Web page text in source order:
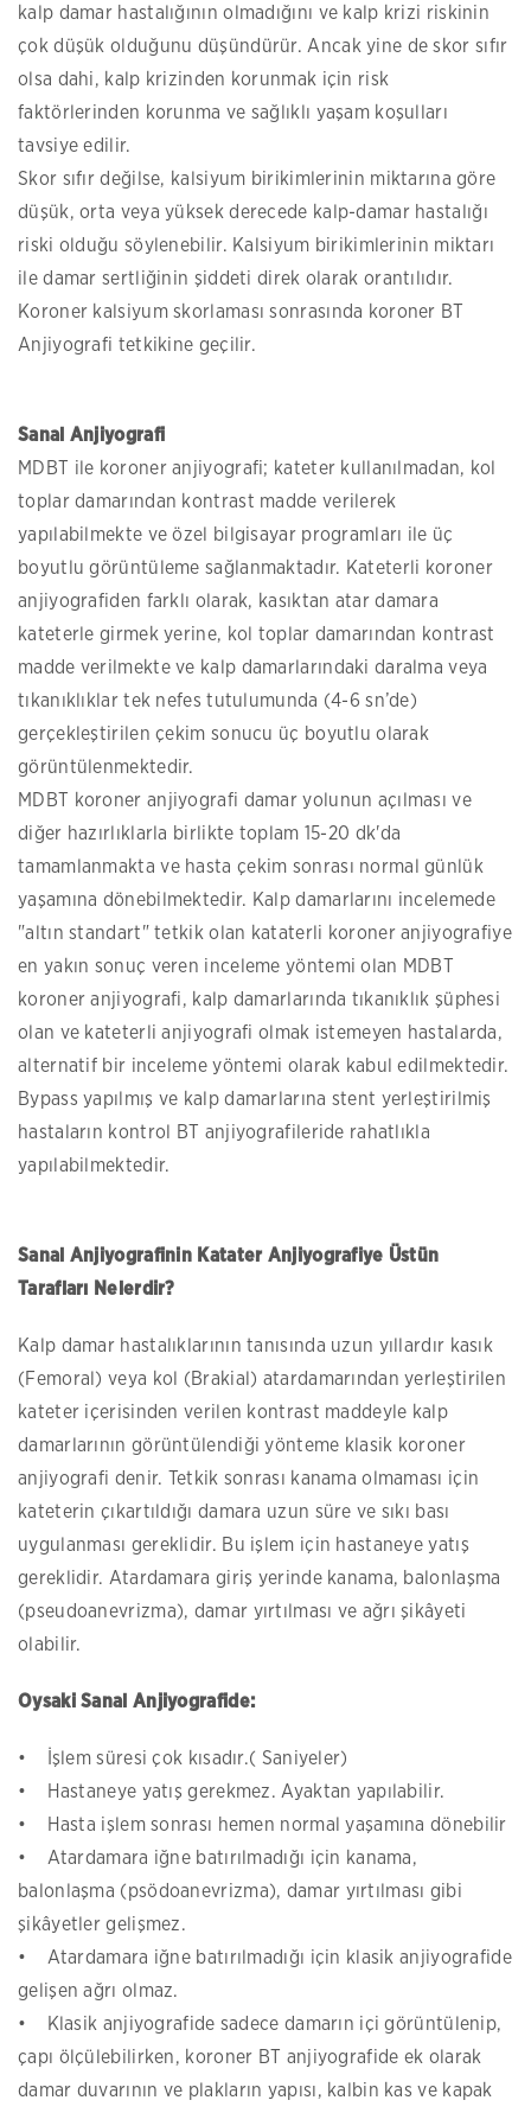
kalp damar hastalığının olmadığını ve kalp krizi riskinin
çok düşük olduğunu düşündürür. Ancak yine de skor sıfır
olsa dahi, kalp krizinden korunmak için risk
faktörlerinden korunma ve sağlıklı yaşam koşulları
tavsiye edilir.
Skor sıfır değilse, kalsiyum birikimlerinin miktarına göre
düşük, orta veya yüksek derecede kalp-damar hastalığı
riski olduğu söylenebilir. Kalsiyum birikimlerinin miktarı
ile damar sertliğinin şiddeti direk olarak orantılıdır.
Koroner kalsiyum skorlaması sonrasında koroner BT
Anjiyografi tetkikine geçilir.
Sanal Anjiyografi
MDBT ile koroner anjiyografi; kateter kullanılmadan, kol
toplar damarından kontrast madde verilerek
yapılabilmekte ve özel bilgisayar programları ile üç
boyutlu görüntüleme sağlanmaktadır. Kateterli koroner
anjiyografiden farklı olarak, kasıktan atar damara
kateterle girmek yerine, kol toplar damarından kontrast
madde verilmekte ve kalp damarlarındaki daralma veya
tıkanıklıklar tek nefes tutulumunda (4-6 sn’de)
gerçekleştirilen çekim sonucu üç boyutlu olarak
görüntülenmektedir.
MDBT koroner anjiyografi damar yolunun açılması ve
diğer hazırlıklarla birlikte toplam 15-20 dk'da
tamamlanmakta ve hasta çekim sonrası normal günlük
yaşamına dönebilmektedir. Kalp damarlarını incelemede
"altın standart" tetkik olan kataterli koroner anjiyografiye
en yakın sonuç veren inceleme yöntemi olan MDBT
koroner anjiyografi, kalp damarlarında tıkanıklık şüphesi
olan ve kateterli anjiyografi olmak istemeyen hastalarda,
alternatif bir inceleme yöntemi olarak kabul edilmektedir.
Bypass yapılmış ve kalp damarlarına stent yerleştirilmiş
hastaların kontrol BT anjiyografileride rahatlıkla
yapılabilmektedir.
Sanal Anjiyografinin Katater Anjiyografiye Üstün
Tarafları Nelerdir?
Kalp damar hastalıklarının tanısında uzun yıllardır kasık
(Femoral) veya kol (Brakial) atardamarından yerleştirilen
kateter içerisinden verilen kontrast maddeyle kalp
damarlarının görüntülendiği yönteme klasik koroner
anjiyografi denir. Tetkik sonrası kanama olmaması için
kateterin çıkartıldığı damara uzun süre ve sıkı bası
uygulanması gereklidir. Bu işlem için hastaneye yatış
gereklidir. Atardamara giriş yerinde kanama, balonlaşma
(pseudoanevrizma), damar yırtılması ve ağrı şikâyeti
olabilir.
Oysaki Sanal Anjiyografide:
• İşlem süresi çok kısadır.( Saniyeler)
• Hastaneye yatış gerekmez. Ayaktan yapılabilir.
• Hasta işlem sonrası hemen normal yaşamına dönebilir
• Atardamara iğne batırılmadığı için kanama,
balonlaşma (psödoanevrizma), damar yırtılması gibi
şikâyetler gelişmez.
• Atardamara iğne batırılmadığı için klasik anjiyografide
gelişen ağrı olmaz.
• Klasik anjiyografide sadece damarın içi görüntülenip,
çapı ölçülebilirken, koroner BT anjiyografide ek olarak
damar duvarının ve plakların yapısı, kalbin kas ve kapak